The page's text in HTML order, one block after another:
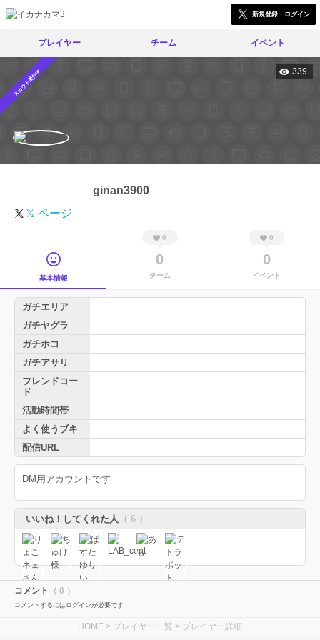
新規登録・ログイン
プレイヤー チーム イベント
スカウト受付中 339
ginan3900
𝕏 ページ
基本情報
0
0
チーム
0
0
イベント
ガチエリア
ガチヤグラ
ガチホコ
ガチアサリ
フレンドコー
ド
活動時間帯
よく使うブキ
配信URL
DM用アカウントです
いいね！してくれた人 （ 6 ）
コメント （ 0 ）
コメントするにはログインが必要です
HOME > プレイヤー一覧 > プレイヤー詳細